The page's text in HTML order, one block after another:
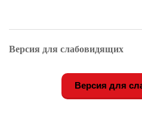
Версия для слабовидящих
Версия для